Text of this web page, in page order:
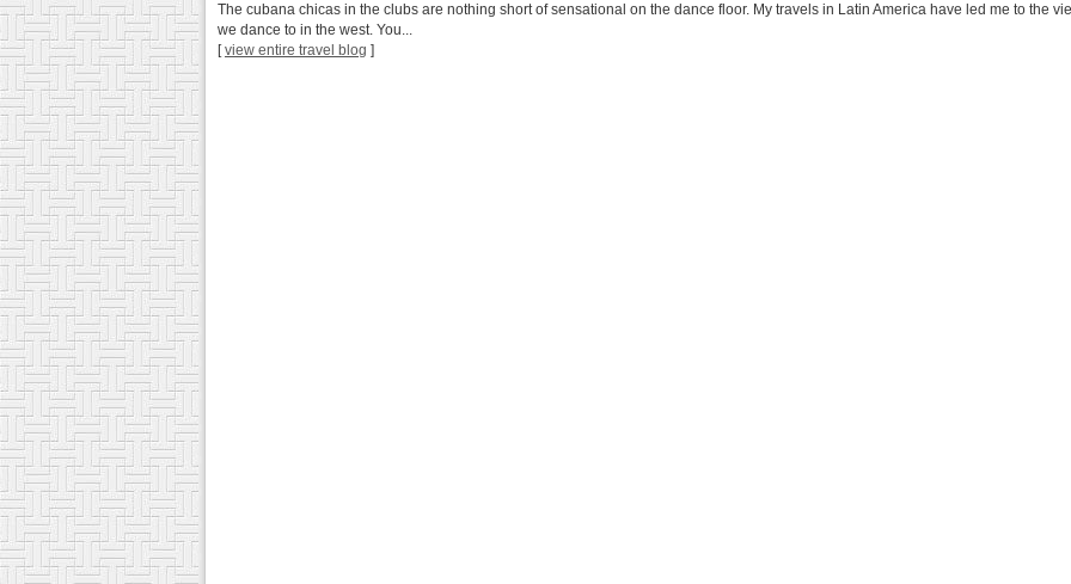
The cubana chicas in the clubs are nothing short of sensational on the dance floor. My travels in Latin America have led me to the
we dance to in the west. You...
[view entire travel blog ]